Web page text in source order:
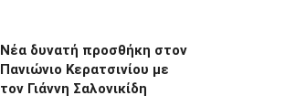
Νέα δυνατή προσθήκη στον
Πανιώνιο Κερατσινίου με
τον Γιάννη Σαλονικίδη